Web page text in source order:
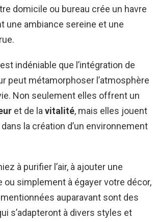
domicile ou bureau crée un havre
une ambiance sereine et une
indéniable que l’intégration de
peut métamorphoser l’atmosphère
Non seulement elles offrent un
et de lavitalité, mais elles jouent
la création d’un environnement
à purifier l’air, à ajouter une
ou simplement à égayer votre décor,
auparavant sont des
s’adapteront à divers styles et